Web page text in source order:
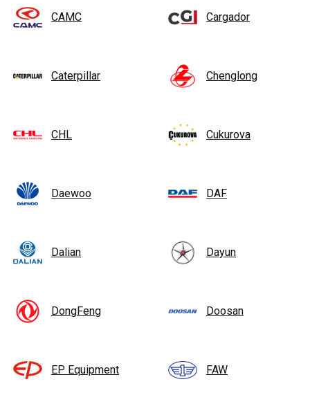
CAMC Cargador
Caterpillar Chenglong
CHL Cukurova
Daewoo DAF
Dalian Dayun
DongFeng Doosan
EP Equipment FAW